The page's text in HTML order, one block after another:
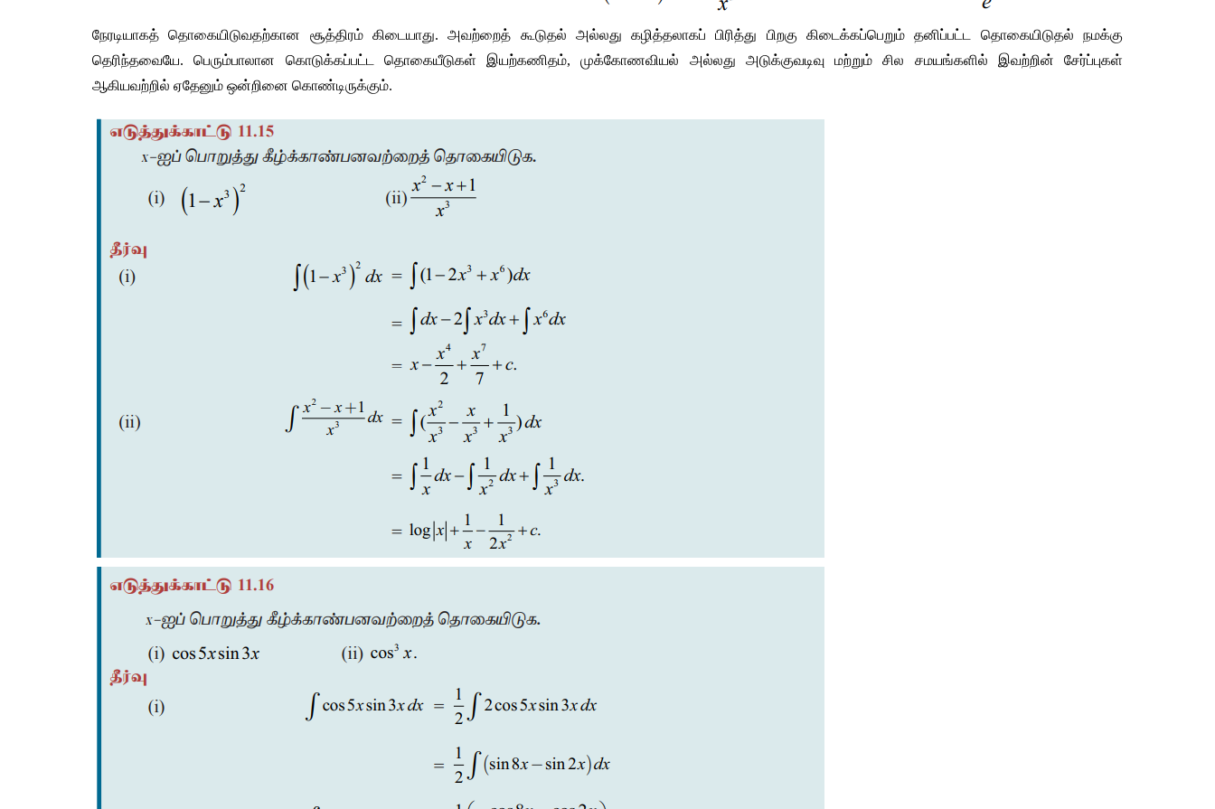
நேரடியாகத் தொகையிடுவதற்கான சூத்திரம் கிடையாது. அவற்றைத் கூடுதல் அல்லது கழித்தலாகப் பிரித்து பிறகு கிடைக்கப்பெறும் தனிப்பட்ட தொகையிடுதல் நமக்கு
தெரிந்தவையே. பெரும்பாலான கொடுக்கப்பட்ட தொகையீடுகள் இயற்கணிதம், முக்கோணவியல் அல்லது அடுக்குவடிவு மற்றும் சில சமயங்களில் இவற்றின் சேர்ப்புகள்
ஆகியவற்றில் ஏதேனும் ஒன்றினை கொண்டிருக்கும்.